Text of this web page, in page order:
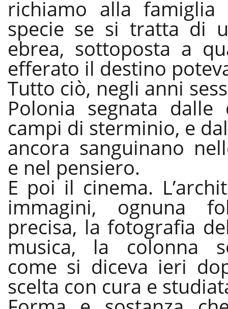
richiamo alla
specie se si tratta di
ebrea, sottoposta a
efferato il destino
Tutto ciò, negli anni
Polonia segnata dalle
campi di sterminio, e
ancora sanguinano
e nel pensiero.
E poi il cinema.
immagini, ognuna
precisa, la fotografia
musica, la colonna
come si diceva ieri
scelta con cura e